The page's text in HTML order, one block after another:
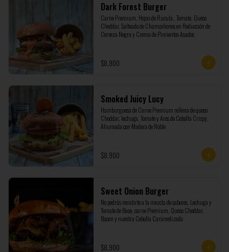
Dark Forest Burger
Carne Premium, Hojas de Rucula,  Tomate, Queso
Cheddar, Salteado de Champiñones en Reducción de
Cerveza Negra y Crema de Pimientos Asados
$8.900
Smoked Juicy Lucy
Hamburguesa de Carne Premium rellena de queso
Cheddar, lechuga, Tomate y Aros de Cebolla Crispy,
Ahumada con Madera de Roble
$8.900
Sweet Onion Burger
No podrás resistirte a la mezcla de sabores, Lechuga y
Tomate de Base, carne Premium, Queso Cheddar,
Bacon y nuestra Cebolla Caramelizada
$8.900